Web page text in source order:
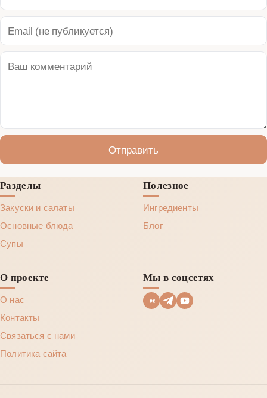
Отправить
Разделы
Закуски и салаты
Основные блюда
Супы
Полезное
Ингредиенты
Блог
О проекте
О нас
Контакты
Связаться с нами
Политика сайта
Мы в соцсетях